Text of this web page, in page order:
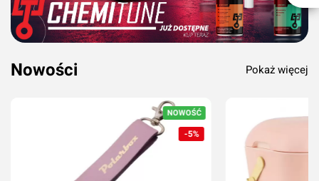
Nowości Pokaż więcej
NOWOŚĆ
-5%